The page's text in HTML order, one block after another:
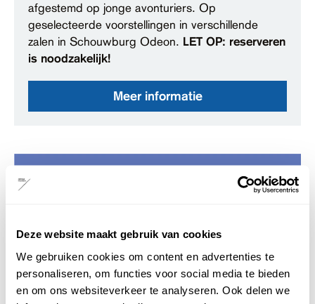
Deze website maakt gebruik van cookies
We gebruiken cookies om content en advertenties te
personaliseren, om functies voor social media te bieden
en om ons websiteverkeer te analyseren. Ook delen we
afgestemd op jonge avonturiers. Op
geselecteerde voorstellingen in verschillende
zalen in Schouwburg Odeon. LET OP: reserveren
is noodzakelijk!
Meer informatie